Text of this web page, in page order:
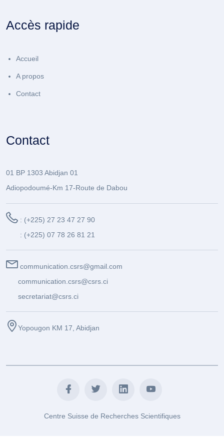
Accès rapide
Accueil
A propos
Contact
Contact
01 BP 1303 Abidjan 01
Adiopodoumé-Km 17-Route de Dabou
: (+225) 27 23 47 27 90
: (+225) 07 78 26 81 21
communication.csrs@gmail.com
communication.csrs@csrs.ci
secretariat@csrs.ci
Yopougon KM 17, Abidjan
Centre Suisse de Recherches Scientifiques